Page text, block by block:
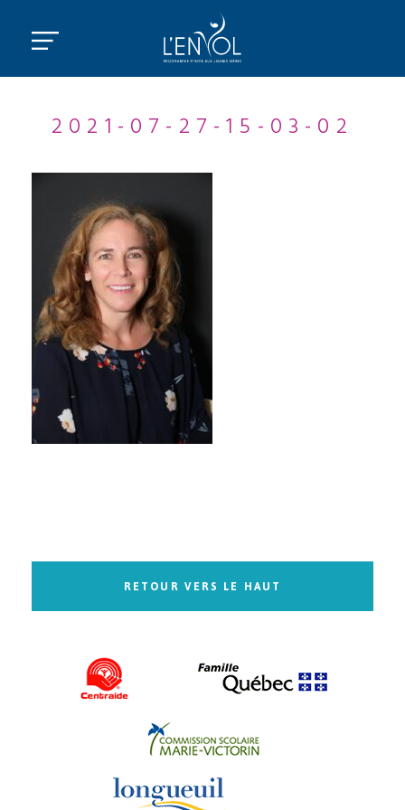
2021-07-27-15-03-02
RETOUR VERS LE HAUT